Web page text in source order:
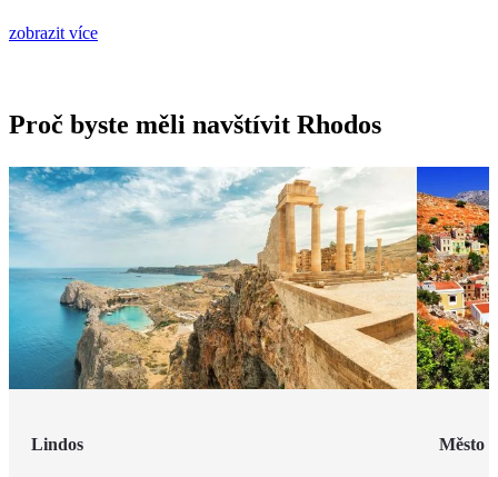
zobrazit více
Proč byste měli navštívit Rhodos
Lindos Město